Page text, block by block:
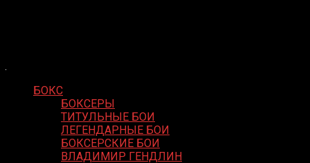
БОКС
БОКСЕРЫ
ТИТУЛЬНЫЕ БОИ
ЛЕГЕНДАРНЫЕ БОИ
БОКСЕРСКИЕ БОИ
ВЛАДИМИР ГЕНДЛИН